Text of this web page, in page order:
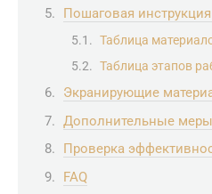
Пошаговая
Таблица
Таблица этапов
Экранирующие
Дополнительные
Проверка
FAQ